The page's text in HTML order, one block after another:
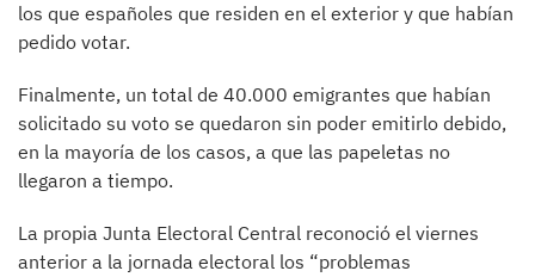
los que españoles que residen en el exterior y que habían
pedido votar.
Finalmente, un total de 40.000 emigrantes que habían
solicitado su voto se quedaron sin poder emitirlo debido,
en la mayoría de los casos, a que las papeletas no
llegaron a tiempo.
La propia Junta Electoral Central reconoció el viernes
anterior a la jornada electoral los “problemas